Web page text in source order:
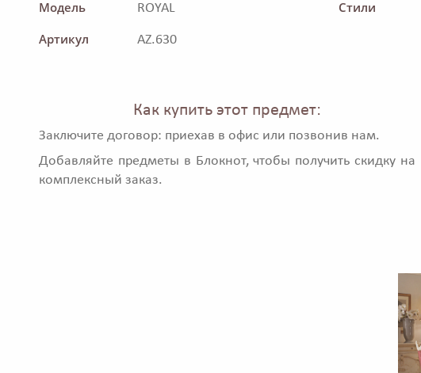
Модель ROYAL
Артикул AZ.630
Стили
Как купить этот предмет:
Заключите договор: приехав в офис или позвонив нам.
Добавляйте предметы в Блокнот, чтобы получить скидку на
комплексный заказ.